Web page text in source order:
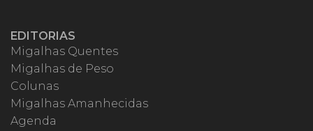
EDITORIAS
Migalhas Quentes
Migalhas de Peso
Colunas
Migalhas Amanhecidas
Agenda